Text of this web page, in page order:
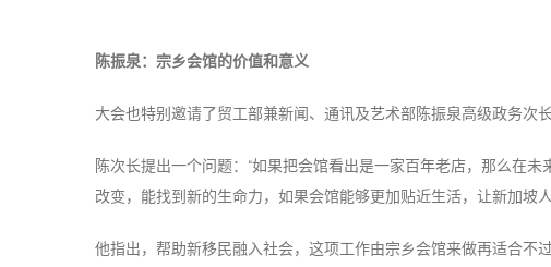
陈振泉：宗乡会馆的价值和意义
大会也特别邀请了贸工部兼新闻、通讯及艺术部陈振泉高级政务次
陈次长提出一个问题：“如果把会馆看出是一家百年老店，那么在
改变，能找到新的生命力，如果会馆能够更加贴近生活，让新加坡
他指出，帮助新移民融入社会，这项工作由宗乡会馆来做再适合